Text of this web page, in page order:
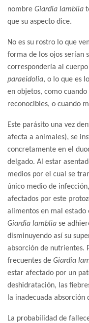
nombre Giardia lamblia
que su aspecto dice.
No es su rostro lo que
forma de los ojos serían
correspondería al
paraeidolia, o lo que es
en objetos, como
reconocibles, o cuando
Este parásito una vez
afecta a animales), se
concretamente en el
delgado. Al estar
medios por el cual se
único medio de
afectados por este
alimentos en mal estado
Giardia lamblia se
disminuyendo así su
absorción de nutrientes.
frecuentes de Giardia
estar afectado por un
deshidratación, las
la inadecuada
La probabilidad de